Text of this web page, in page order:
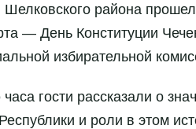
района
— День Конституции
избирательной
часа гости рассказали о
и роли в этом